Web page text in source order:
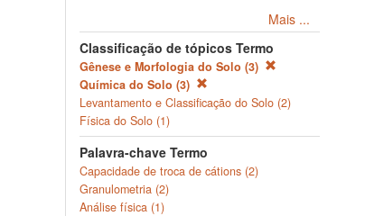
Mais ...
Classificação de tópicos Termo
Gênese e Morfologia do Solo (3)
Química do Solo (3)
Levantamento e Classificação do Solo (2)
Física do Solo (1)
Palavra-chave Termo
Capacidade de troca de cátions (2)
Granulometria (2)
Análise física (1)